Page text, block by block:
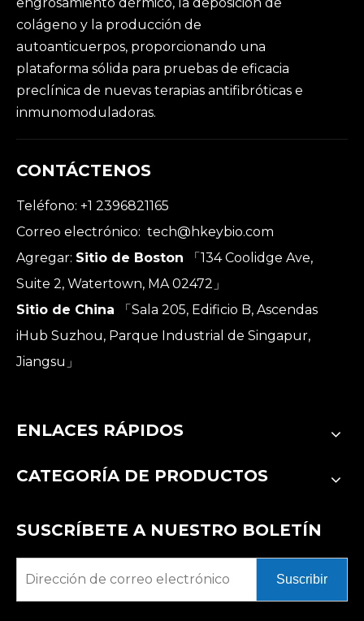
colágeno y la producción de
autoanticuerpos, proporcionando una
plataforma sólida para pruebas de eficacia
preclínica de nuevas terapias antifibróticas e
inmunomoduladoras.
CONTÁCTENOS
Teléfono: +1 2396821165
Correo electrónico: tech@hkeybio.com
Agregar: Sitio de Boston
「134 Coolidge Ave,
Suite 2, Watertown, MA 02472」
Sitio de China
「Sala 205, Edificio B, Ascendas
iHub Suzhou, Parque Industrial de Singapur,
Jiangsu」
ENLACES RÁPIDOS
CATEGORÍA DE PRODUCTOS
SUSCRÍBETE A NUESTRO BOLETÍN
Suscribir